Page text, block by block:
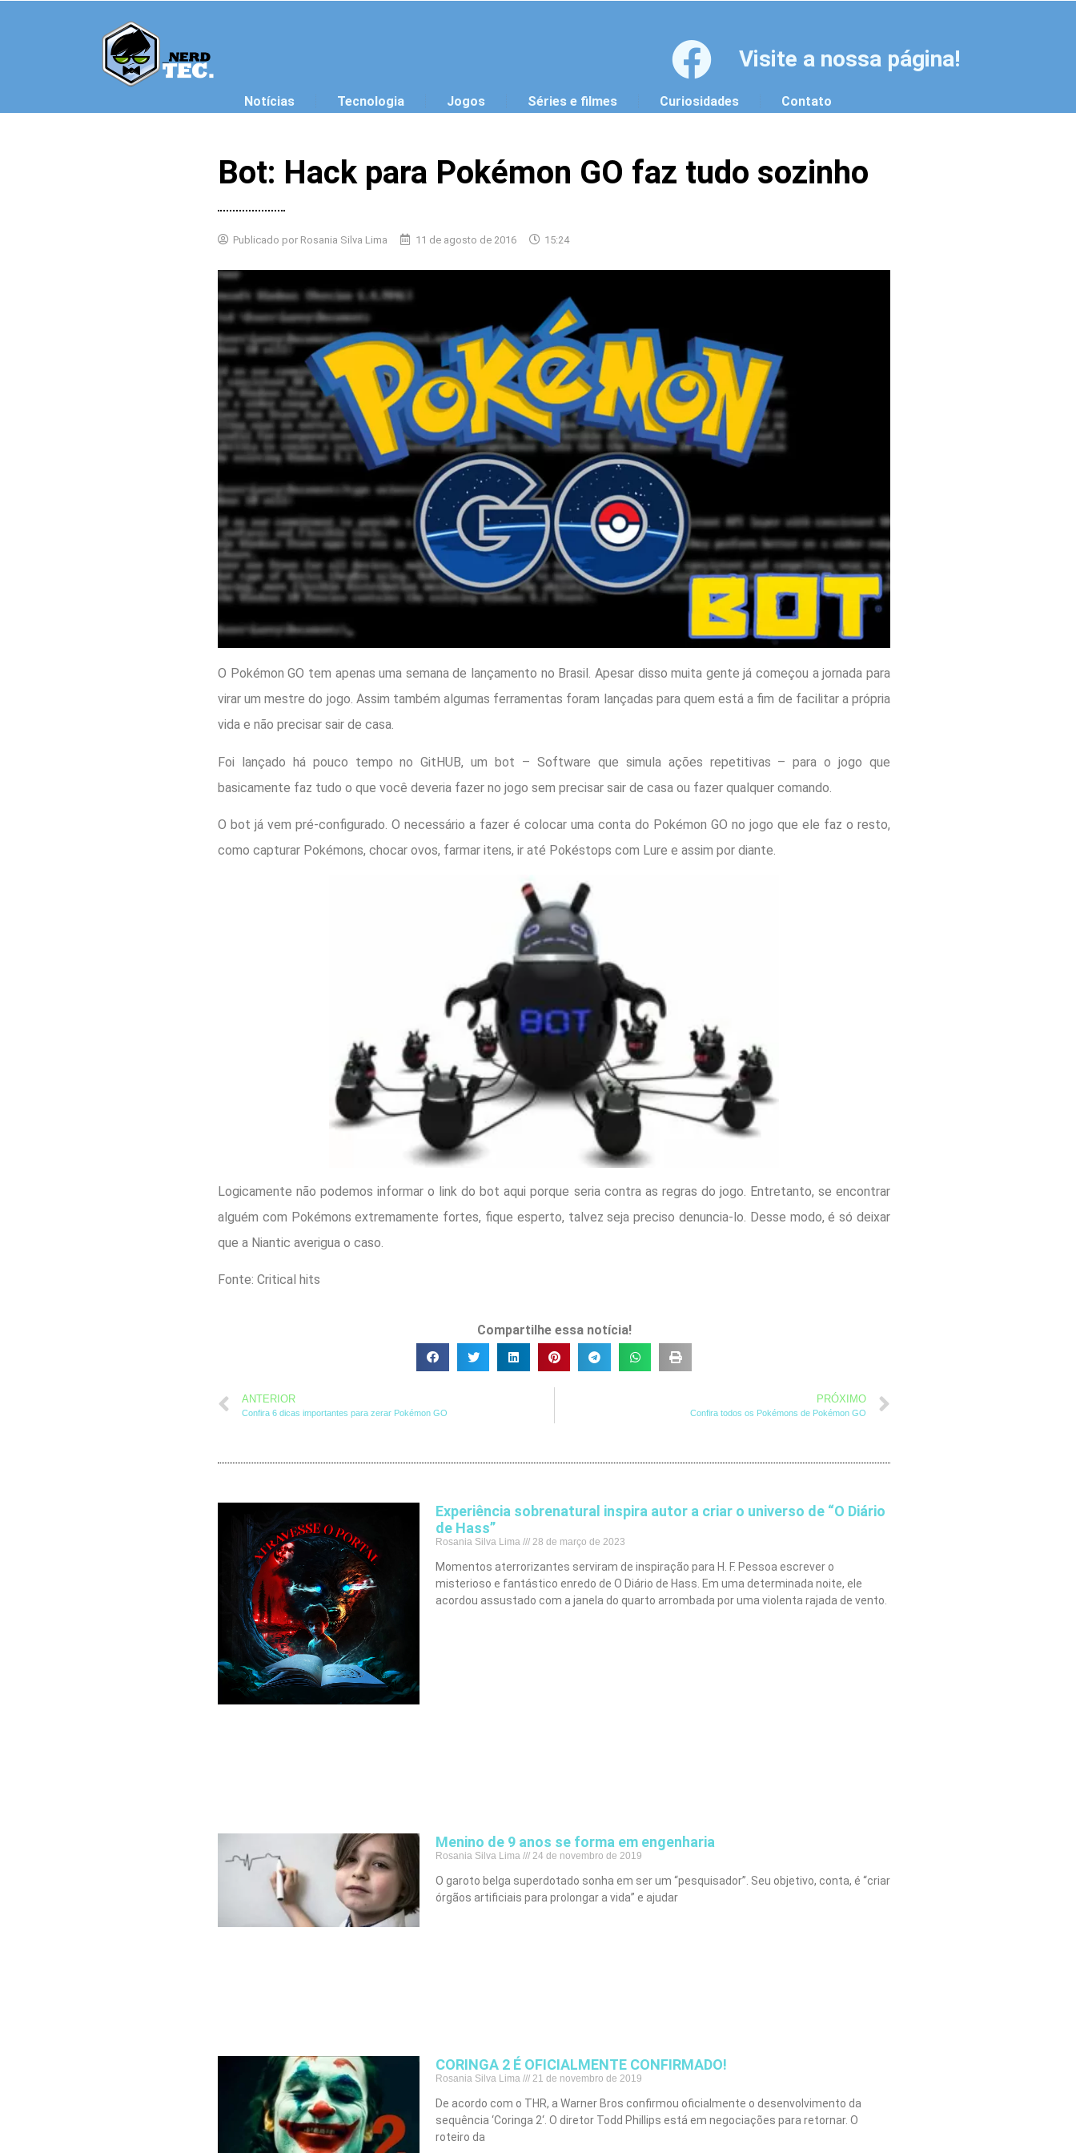
Visite a nossa página!
Notícias Tecnologia Jogos Séries e filmes Curiosidades Contato
Bot: Hack para Pokémon GO faz tudo sozinho
Publicado por Rosania Silva Lima 11 de agosto de 2016 15:24
O Pokémon GO tem apenas uma semana de lançamento no Brasil. Apesar disso muita gente já começou a jornada para
virar um mestre do jogo. Assim também algumas ferramentas foram lançadas para quem está a fim de facilitar a própria
vida e não precisar sair de casa.
Foi lançado há pouco tempo no GitHUB, um bot – Software que simula ações repetitivas – para o jogo que
basicamente faz tudo o que você deveria fazer no jogo sem precisar sair de casa ou fazer qualquer comando.
O bot já vem pré-configurado. O necessário a fazer é colocar uma conta do Pokémon GO no jogo que ele faz o resto,
como capturar Pokémons, chocar ovos, farmar itens, ir até Pokéstops com Lure e assim por diante.
Logicamente não podemos informar o link do bot aqui porque seria contra as regras do jogo. Entretanto, se encontrar
alguém com Pokémons extremamente fortes, fique esperto, talvez seja preciso denuncia-lo. Desse modo, é só deixar
que a Niantic averigua o caso.
Fonte: Critical hits
Compartilhe essa notícia!
ANTERIOR
Confira 6 dicas importantes para zerar Pokémon GO
PRÓXIMO
Confira todos os Pokémons de Pokémon GO
Experiência sobrenatural inspira autor a criar o universo de “O Diário
de Hass”
Rosania Silva Lima 28 de março de 2023
Momentos aterrorizantes serviram de inspiração para H. F. Pessoa escrever o
misterioso e fantástico enredo de O Diário de Hass. Em uma determinada noite, ele
acordou assustado com a janela do quarto arrombada por uma violenta rajada de vento.
Menino de 9 anos se forma em engenharia
Rosania Silva Lima 24 de novembro de 2019
O garoto belga superdotado sonha em ser um “pesquisador”. Seu objetivo, conta, é “criar
órgãos artificiais para prolongar a vida” e ajudar
CORINGA 2 É OFICIALMENTE CONFIRMADO!
Rosania Silva Lima 21 de novembro de 2019
De acordo com o THR, a Warner Bros confirmou oficialmente o desenvolvimento da
sequência ‘Coringa 2‘. O diretor Todd Phillips está em negociações para retornar. O
roteiro da